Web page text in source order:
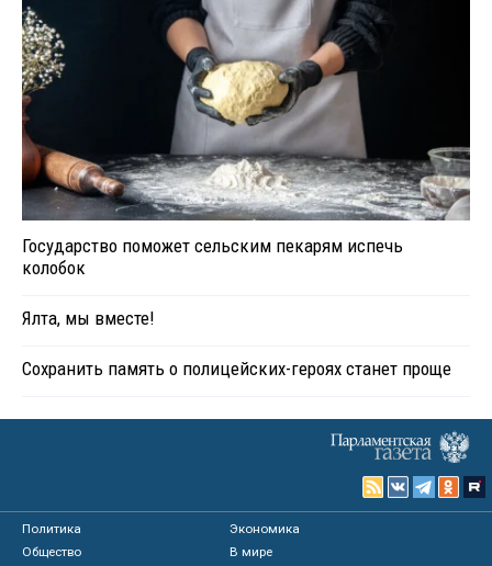
Государство поможет сельским пекарям испечь
колобок
Ялта, мы вместе!
Сохранить память о полицейских-героях станет проще
Политика
Экономика
Общество
В мире